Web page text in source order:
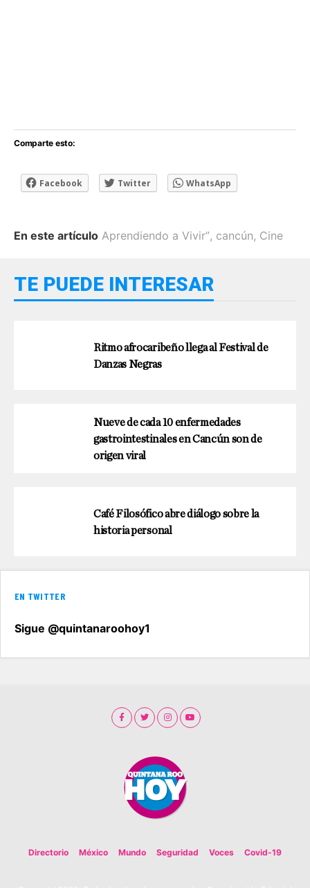
Comparte esto:
Facebook Twitter WhatsApp
En este artículo Aprendiendo a Vivir”, cancún, Cine
TE PUEDE INTERESAR
Ritmo afrocaribeño llega al Festival de
Danzas Negras
Nueve de cada 10 enfermedades
gastrointestinales en Cancún son de
origen viral
Café Filosófico abre diálogo sobre la
historia personal
EN TWITTER
Sigue @quintanaroohoy1
Directorio México Mundo Seguridad Voces Covid-19